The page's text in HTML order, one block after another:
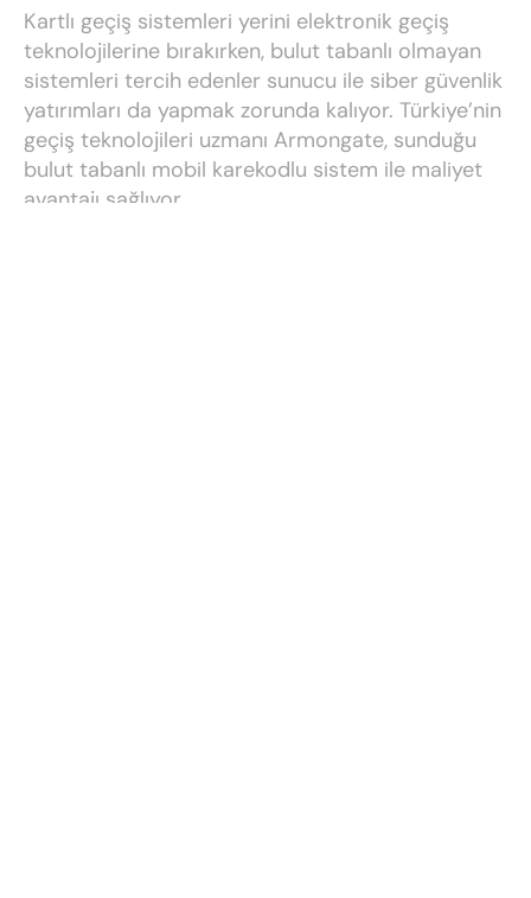
Kartlı geçiş sistemleri yerini elektronik geçiş
teknolojilerine bırakırken, bulut tabanlı olmayan
sistemleri tercih edenler sunucu ile siber güvenlik
yatırımları da yapmak zorunda kalıyor. Türkiye’nin
geçiş teknolojileri uzmanı Armongate, sunduğu
bulut tabanlı mobil karekodlu sistem ile maliyet
avantajı sağlıyor.